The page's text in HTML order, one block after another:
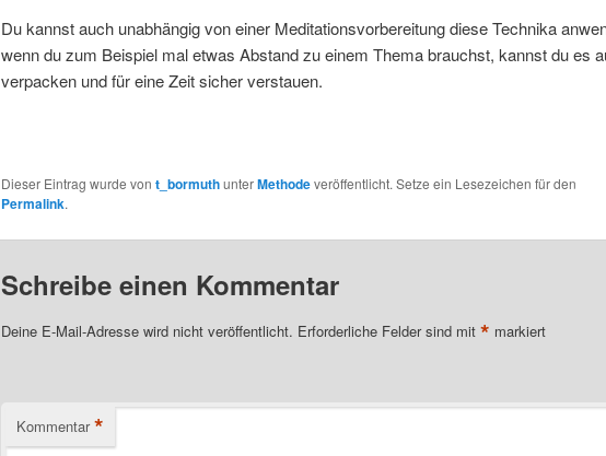
Du kannst auch unabhängig von einer Meditationsvorbereitung diese Technika
wenn du zum Beispiel mal etwas Abstand zu einem Thema brauchst, kannst du es
verpacken und für eine Zeit sicher verstauen.
Dieser Eintrag wurde von t_bormuthunterMethodeveröffentlicht. Setze ein Lesezeichen für den
Permalink.
Schreibe einen Kommentar
Deine E-Mail-Adresse wird nicht veröffentlicht. Erforderliche Felder sind mit * markiert
Kommentar *